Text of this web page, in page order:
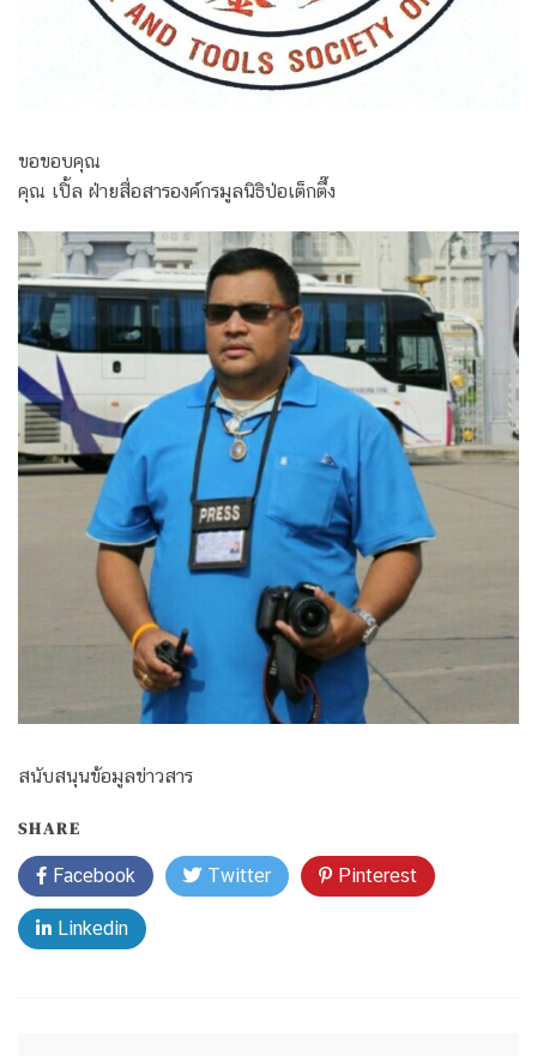
ขอขอบคุณ
คุณ เปิ้ล ฝ่ายสื่อสารองค์กรมูลนิธิป่อเต็กตึ๊ง
สนับสนุนข้อมูลข่าวสาร
SHARE
Facebook Twitter Pinterest
Linkedin